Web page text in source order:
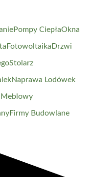
Pompy CiepłaOkna
FotowoltaikaDrzwi
Stolarz
Naprawa Lodówek
Meblowy
Firmy Budowlane